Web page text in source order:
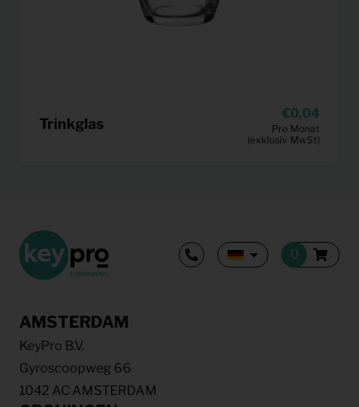
Trinkglas
0,04
Pro Monat
(exklusiv MwSt)
AMSTERDAM
KeyPro B.V.
Gyroscoopweg 66
1042 AC AMSTERDAM